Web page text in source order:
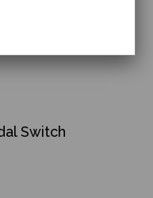
Switch